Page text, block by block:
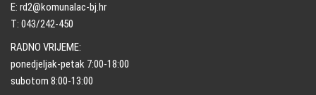
E: rd2@komunalac-bj.hr
T: 043/242-450
RADNO VRIJEME:
ponedjeljak-petak 7:00-18:00
subotom 8:00-13:00